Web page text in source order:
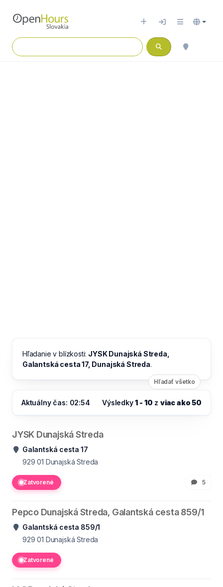
Hľadanie v blízkosti: JYSK Dunajská Streda,
Galantská cesta 17, Dunajská Streda.
Hľadať všetko
Aktuálny čas: 02:54 Výsledky1 - 10 z viac ako 50
JYSK Dunajská Streda
Galantská cesta 17
929 01 Dunajská Streda
Zatvorené 5
Pepco Dunajská Streda, Galantská cesta 859/1
Galantská cesta 859/1
929 01 Dunajská Streda
Zatvorené